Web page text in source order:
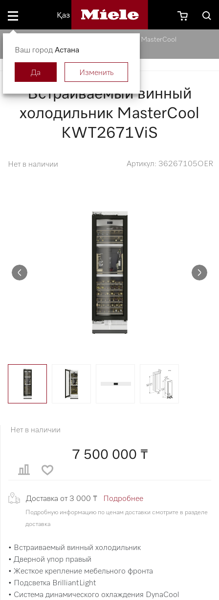
Қаз
Встраиваемый винный холодильник MasterCool
KWT2671ViS
Встраиваемый винный
холодильник MasterCool
KWT2671ViS
Нет в наличии Артикул: 36267105OER
Нет в наличии
7 500 000 ₸
Доставка от 3 000 ₸ Подробнее
Подробную информацию по ценам доставки смотрите в разделе
доставка
• Встраиваемый винный холодильник
• Дверной упор правый
• Жесткое крепление мебельного фронта
• Подсветка BrilliantLight
• Система динамического охлаждения DynaCool
Ваш город Астана
Да Изменить